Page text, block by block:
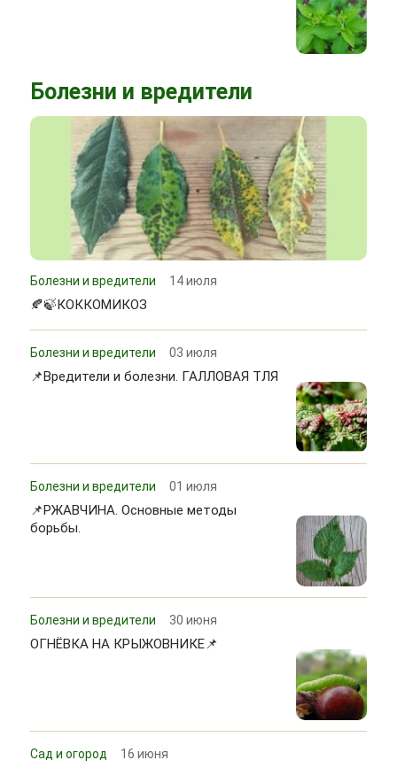
Болезни и вредители
Болезни и вредители 14 июля
🍂🍃КОККОМИКОЗ
Болезни и вредители 03 июля
📌Вредители и болезни. ГАЛЛОВАЯ ТЛЯ
Болезни и вредители 01 июля
📌РЖАВЧИНА. Основные методы
борьбы.
Болезни и вредители 30 июня
ОГНЁВКА НА КРЫЖОВНИКЕ📌
Сад и огород 16 июня